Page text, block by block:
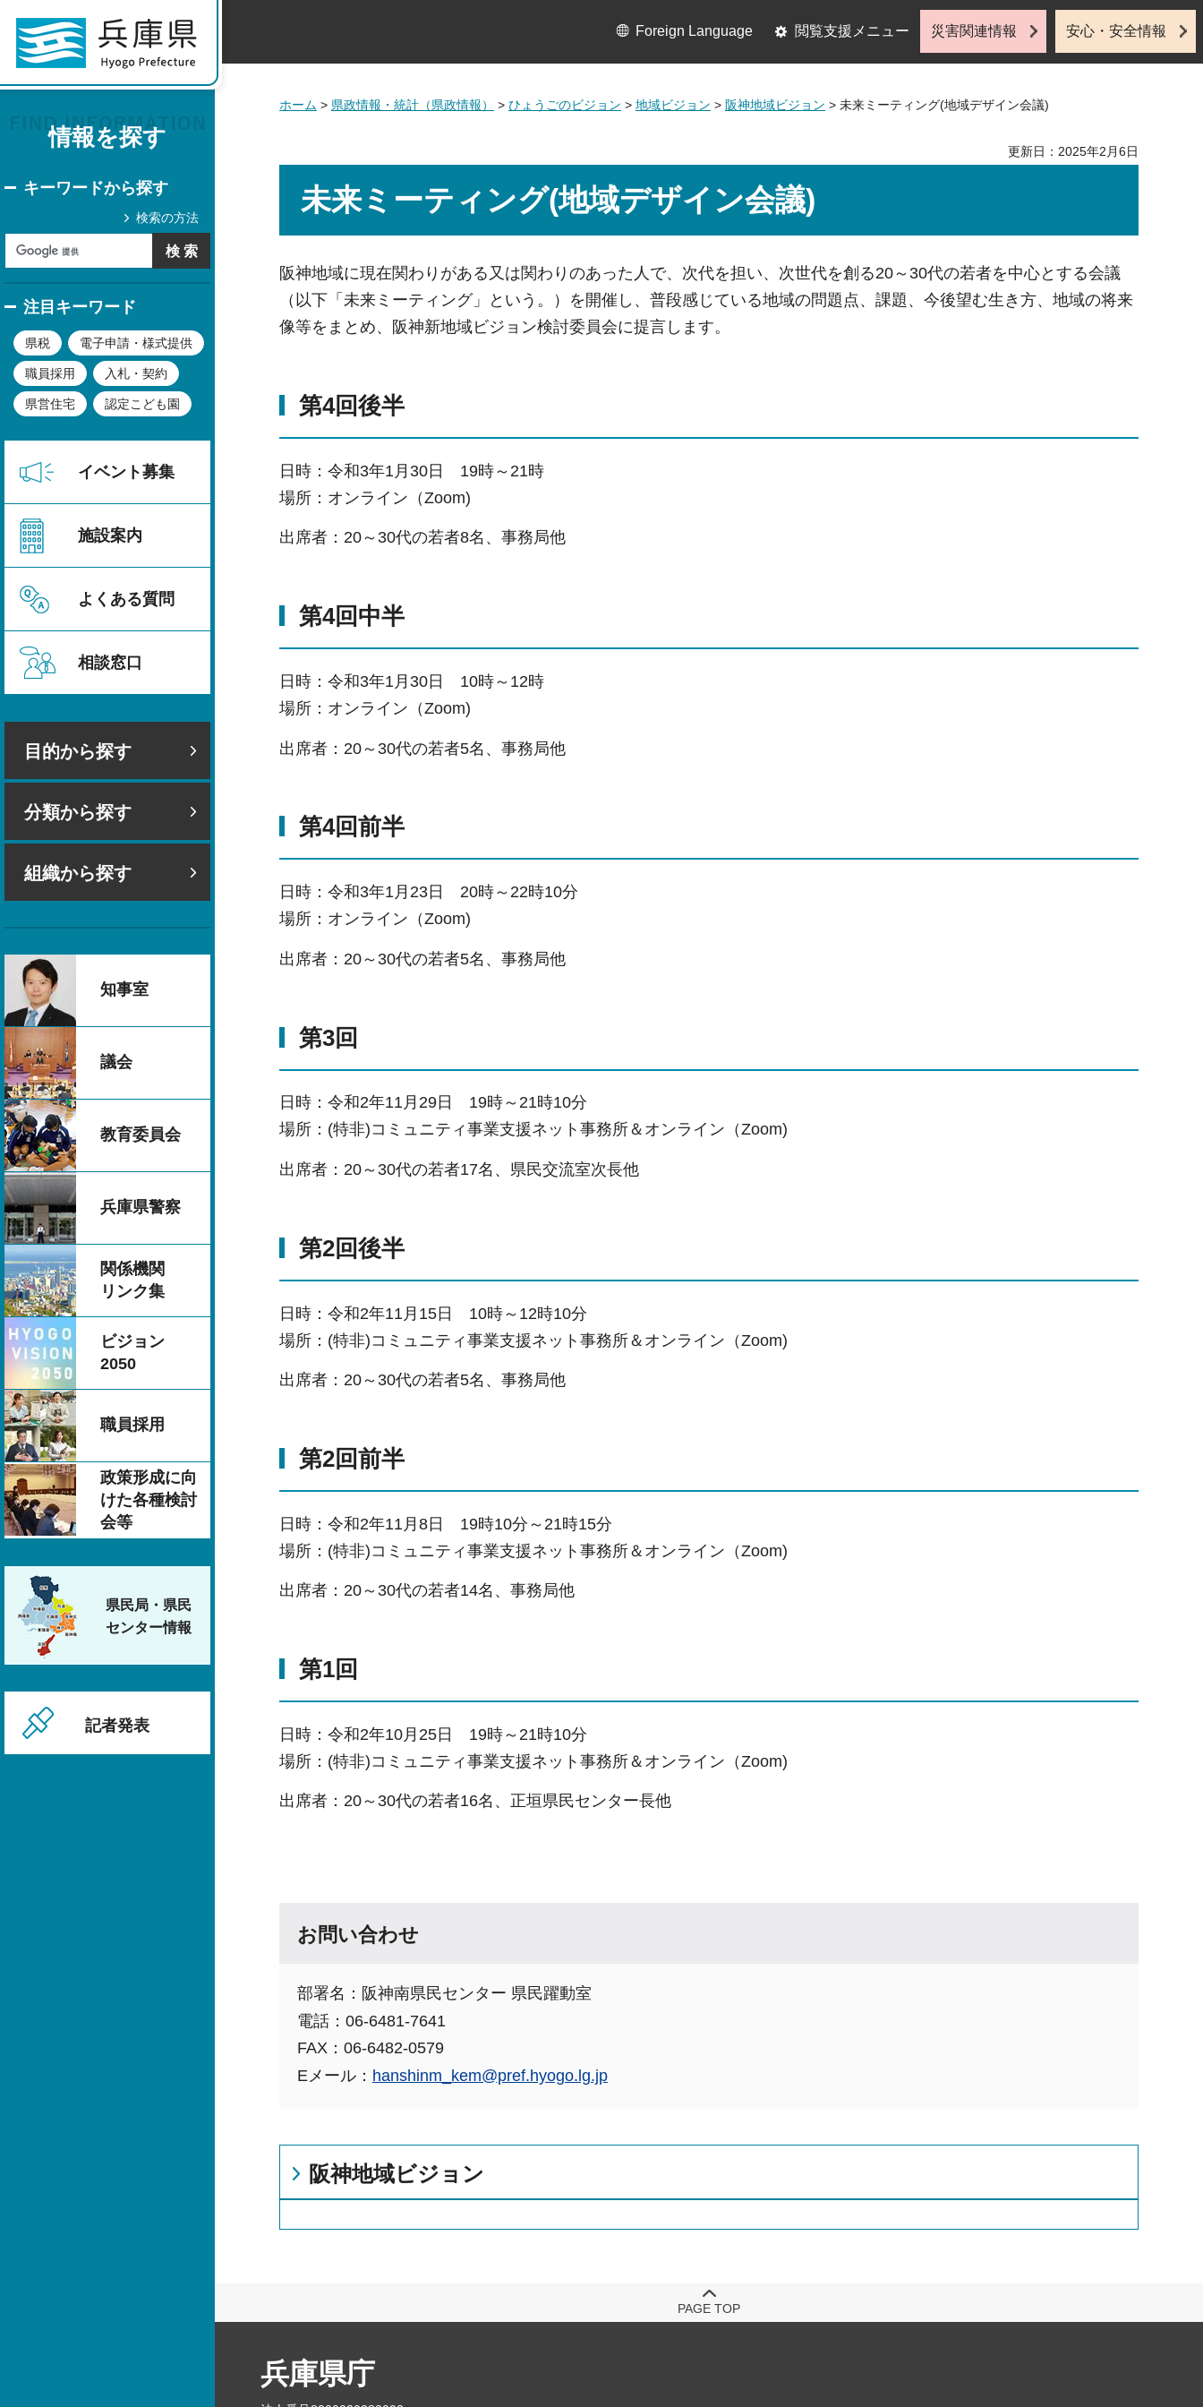
情報を探す
キーワードから探す
検索の方法
注目キーワード
県税 電子申請・様式提供
職員採用 入札・契約
県営住宅 認定こども園
イベント募集
施設案内
よくある質問
相談窓口
目的から探す
分類から探す
組織から探す
知事室
議会
教育委員会
兵庫県警察
関係機関
リンク集
ビジョン
2050
職員採用
政策形成に向
けた各種検討
会等
県民局・県民
センター情報
記者発表
Foreign Language 閲覧支援メニュー 災害関連情報 安心・安全情報
ホーム > 県政情報・統計（県政情報） > ひょうごのビジョン > 地域ビジョン > 阪神地域ビジョン > 未来ミーティング(地域デザイン会議)
更新日：2025年2月6日
未来ミーティング(地域デザイン会議)
阪神地域に現在関わりがある又は関わりのあった人で、次代を担い、次世代を創る20～30代の若者を中心とする会議
（以下「未来ミーティング」という。）を開催し、普段感じている地域の問題点、課題、今後望む生き方、地域の将来
像等をまとめ、阪神新地域ビジョン検討委員会に提言します。
第4回後半
日時：令和3年1月30日 19時～21時
場所：オンライン（Zoom)
出席者：20～30代の若者8名、事務局他
第4回中半
日時：令和3年1月30日 10時～12時
場所：オンライン（Zoom)
出席者：20～30代の若者5名、事務局他
第4回前半
日時：令和3年1月23日 20時～22時10分
場所：オンライン（Zoom)
出席者：20～30代の若者5名、事務局他
第3回
日時：令和2年11月29日 19時～21時10分
場所：(特非)コミュニティ事業支援ネット事務所＆オンライン（Zoom)
出席者：20～30代の若者17名、県民交流室次長他
第2回後半
日時：令和2年11月15日 10時～12時10分
場所：(特非)コミュニティ事業支援ネット事務所＆オンライン（Zoom)
出席者：20～30代の若者5名、事務局他
第2回前半
日時：令和2年11月8日 19時10分～21時15分
場所：(特非)コミュニティ事業支援ネット事務所＆オンライン（Zoom)
出席者：20～30代の若者14名、事務局他
第1回
日時：令和2年10月25日 19時～21時10分
場所：(特非)コミュニティ事業支援ネット事務所＆オンライン（Zoom)
出席者：20～30代の若者16名、正垣県民センター長他
お問い合わせ
部署名：阪神南県民センター 県民躍動室
電話：06-6481-7641
FAX：06-6482-0579
Eメール： hanshinm_kem@pref.hyogo.lg.jp
阪神地域ビジョン
PAGE TOP
兵庫県庁